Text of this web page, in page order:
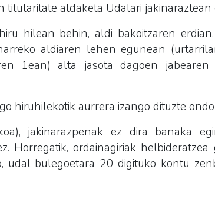
titularitate aldaketa Udalari jakinaraztean
hilean behin, aldi bakoitzaren
aldiaren lehen egunean
1ean) alta jasota dagoen jabearen
hiruhilekotik aurrera izango dituzte
jakinarazpenak ez dira banaka
Horregatik, ordainagiriak
udal bulegoetara 20 digituko kontu